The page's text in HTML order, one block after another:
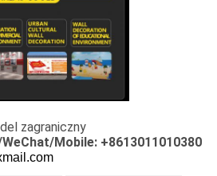
zagraniczny
Mobile: +8613011010380